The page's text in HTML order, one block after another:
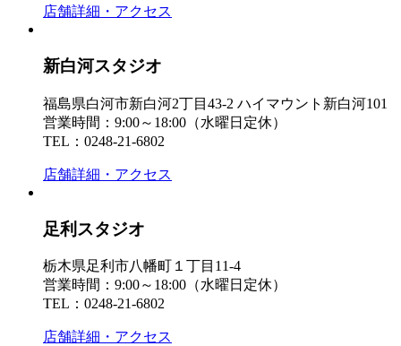
店舗詳細・アクセス
新白河スタジオ
福島県白河市新白河2丁目43-2 ハイマウント新白河101
営業時間：9:00～18:00（水曜日定休）
TEL：0248-21-6802
店舗詳細・アクセス
足利スタジオ
栃木県足利市八幡町１丁目11-4
営業時間：9:00～18:00（水曜日定休）
TEL：0248-21-6802
店舗詳細・アクセス